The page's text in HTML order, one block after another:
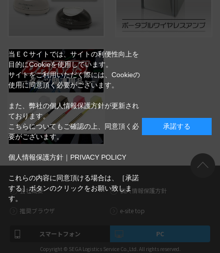
会社概要 個人情報保護方針
推奨ブラウザ e-site top
スマートフォン PC
Copyright © SEGA Logistics Service Co.,Ltd. All rights reserved.
当ＥＣサイトでは、サイトの利便性向上を
目的にCookieを使用しています。
サイトをご利用いただく際には、Cookieの
使用に同意頂く必要がございます。
また、弊社の個人情報保護方針が更新され
ております。
こちらについてもご確認の上、同意頂く必
要がございます。
個人情報保護方針｜PRIVACY POLICY
これらの内容に同意頂ける場合は、［承諾
する］ボタンのクリックをお願い致しま
す。
承諾する